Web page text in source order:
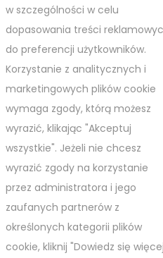
w szczególności w celu
dopasowania treści
do preferencji użytkowników.
Korzystanie z analitycznych i
marketingowych plików cookie
wymaga zgody, którą możesz
wyrazić, klikając "Akceptuj
wszystkie". Jeżeli nie chcesz
wyrazić zgody na korzystanie
przez administratora i jego
zaufanych partnerów z
określonych kategorii plików
cookie, kliknij "Dowiedz się